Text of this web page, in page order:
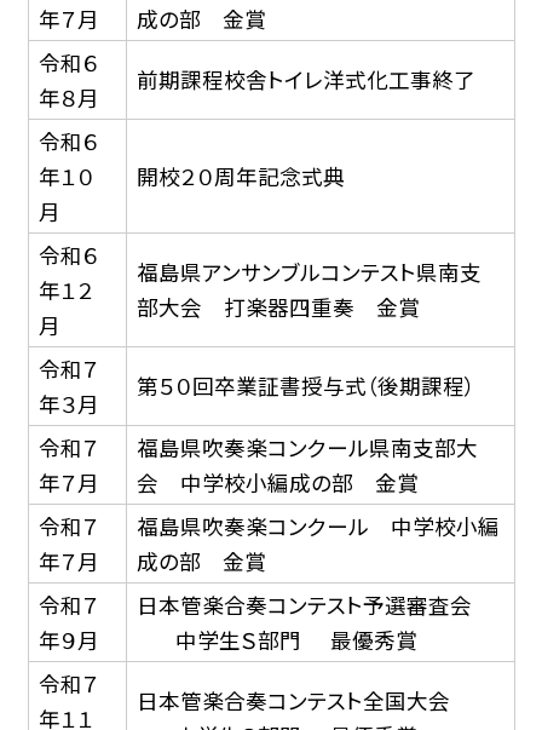
年７月
成の部 金賞
令和６
年８月
前期課程校舎トイレ洋式化工事終了
令和６
年１０
月
開校２０周年記念式典
令和６
年１２
月
福島県アンサンブルコンテスト県南支
部大会 打楽器四重奏 金賞
令和７
年３月
第５０回卒業証書授与式（後期課程）
令和７
年７月
福島県吹奏楽コンクール県南支部大
会 中学校小編成の部 金賞
令和７
年７月
福島県吹奏楽コンクール 中学校小編
成の部 金賞
令和７
年９月
日本管楽合奏コンテスト予選審査会
中学生Ｓ部門
最優秀賞
令和７
年１１
日本管楽合奏コンテスト全国大会